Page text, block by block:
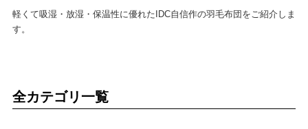
軽くて吸湿・放湿・保温性に優れたIDC自信作の羽毛布団をご紹介しま
す。
全カテゴリ一覧